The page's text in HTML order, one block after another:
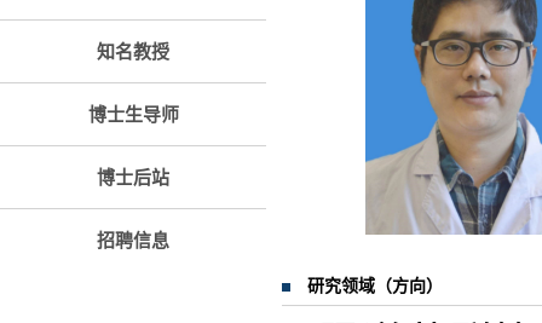
知名教授
博士生导师
博士后站
招聘信息
研究领域（方向）